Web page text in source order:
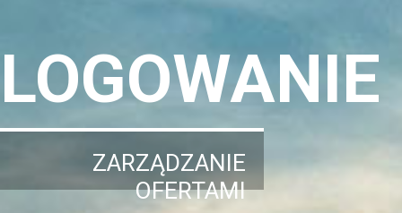
LOGOWANIE
ZARZĄDZANIE
OFERTAMI